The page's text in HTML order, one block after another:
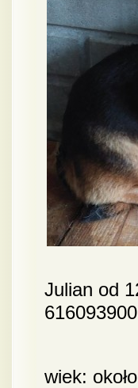
Julian od
wiek: